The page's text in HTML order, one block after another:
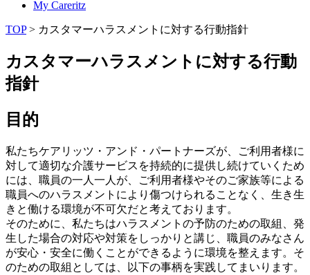
My Careritz
TOP> カスタマーハラスメントに対する行動指針
カスタマーハラスメントに対する行動
指針
目的
私たちケアリッツ・アンド・パートナーズが、ご利用者様に
対して適切な介護サービスを持続的に提供し続けていくため
には、職員の一人一人が、ご利用者様やそのご家族等による
職員へのハラスメントにより傷つけられることなく、生き生
きと働ける環境が不可欠だと考えております。
そのために、私たちはハラスメントの予防のための取組、発
生した場合の対応や対策をしっかりと講じ、職員のみなさん
が安心・安全に働くことができるように環境を整えます。そ
のための取組としては、以下の事柄を実践してまいります。